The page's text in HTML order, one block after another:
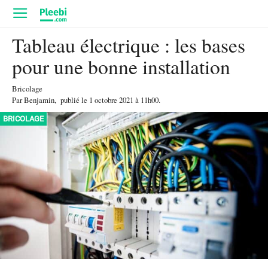
Tableau électrique : les bases
pour une bonne installation
Bricolage
ParBenjamin, publié le 1 octobre 2021 à 11h00.
BRICOLAGE